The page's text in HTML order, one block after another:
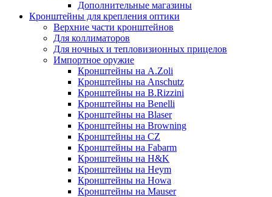
Дополнительные магазины
Кронштейны для крепления оптики
Верхние части кронштейнов
Для коллиматоров
Для ночных и тепловизионных прицелов
Импортное оружие
Кронштейны на A.Zoli
Кронштейны на Anschutz
Кронштейны на B.Rizzini
Кронштейны на Benelli
Кронштейны на Blaser
Кронштейны на Browning
Кронштейны на CZ
Кронштейны на Fabarm
Кронштейны на H&K
Кронштейны на Heym
Кронштейны на Howa
Кронштейны на Mauser